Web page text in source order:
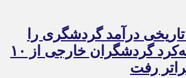
درآمد گردشگری را
شکست/ هزینه‌کرد گردشگران خارجی از ۱۰
رفت